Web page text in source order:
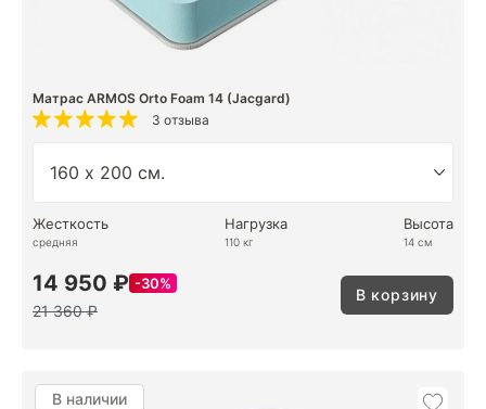
Матрас ARMOS Orto Foam 14 (Jacgard)
3 отзыва
Жесткость
средняя
Нагрузка
110 кг
Высота
14 см
14 950 ₽ 30%
21 360 ₽
В корзину
В наличии